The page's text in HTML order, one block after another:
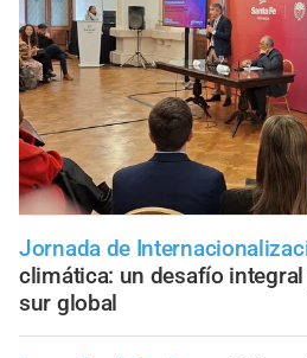
Jornada de
climática: un desafío integral
sur global